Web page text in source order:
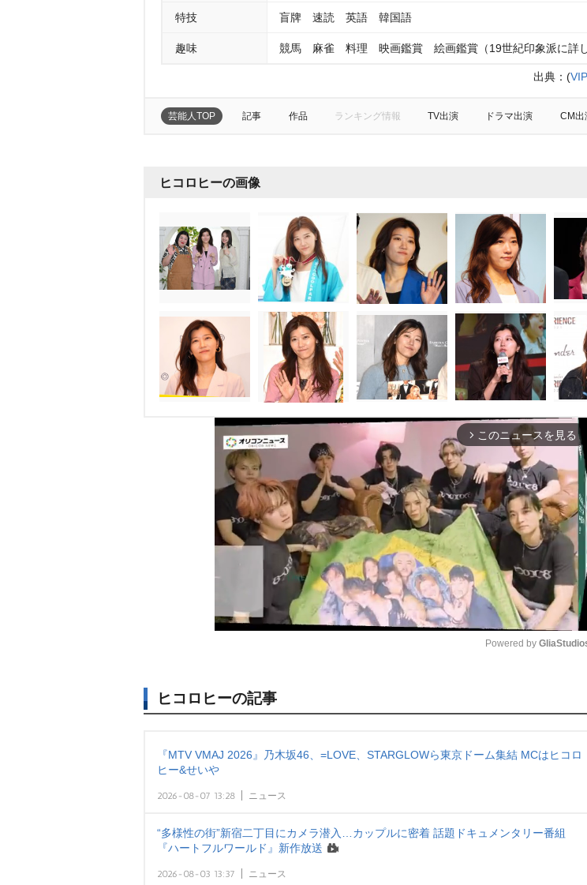
特技 盲牌 速読 英語 韓国語
趣味 競馬 麻雀 料理 映画鑑賞 絵画鑑賞（19世紀印象派に詳
出典： (
芸能人TOP 記事 作品 ランキング情報 TV出演 ドラマ出演 CM出
ヒコロヒーの画像
arrow_forward_ios このニュースを見る
u
e
Powered by
ヒコロヒーの記事
『MTV VMAJ 2026』乃木坂46、=LOVE、STARGLOWら東京ドーム集結 MCはヒコロ
ヒー&せい
2026-08-07 13:28 ニュース
“多様性の街”新宿二丁目にカメラ潜入…カップルに密着 話題ドキュメンタリー番組
『ハートフルワールド』新作放送
2026-08-03 13:37 ニュース